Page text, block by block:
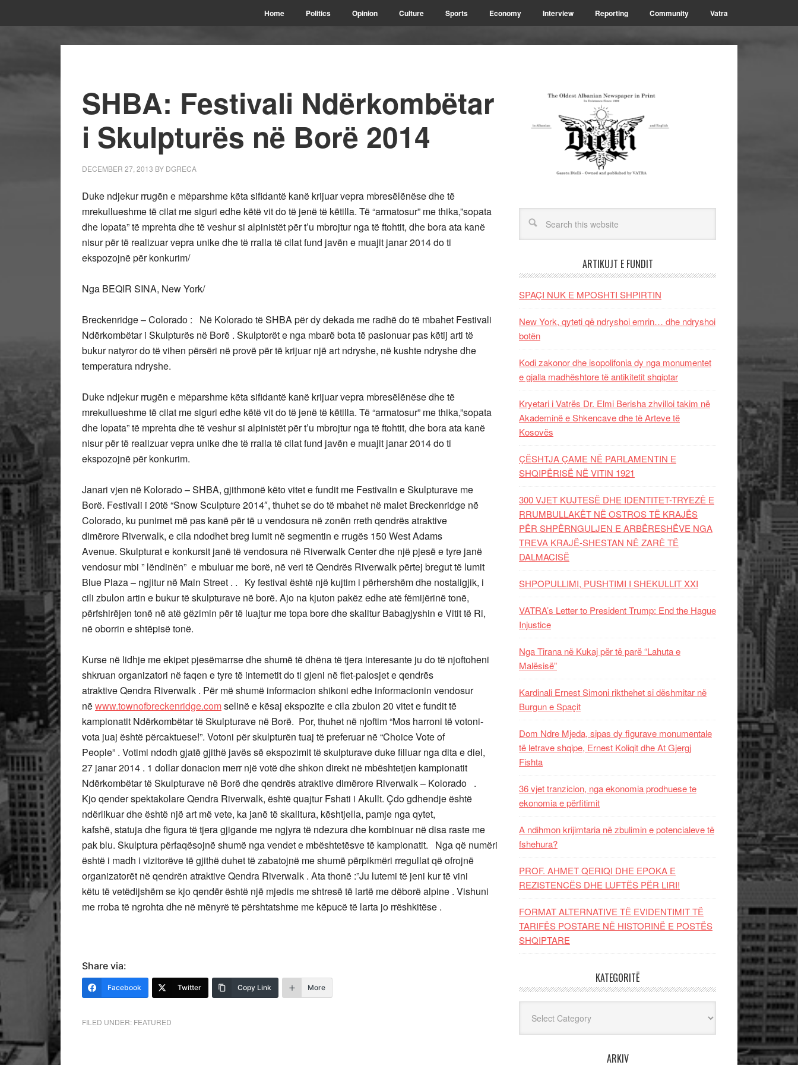
Home Politics Opinion Culture Sports Economy Interview Reporting Community Vatra
SHBA: Festivali Ndërkombëtar
i Skulpturës në Borë 2014
DECEMBER 27, 2013 BY DGRECA
Duke ndjekur rrugën e mëparshme këta sifidantë kanë krijuar vepra mbresëlënëse dhe të
mrekullueshme të cilat me siguri edhe këtë vit do të jenë të këtilla. Të “armatosur” me thika,”sopata
dhe lopata” të mprehta dhe të veshur si alpinistët për t’u mbrojtur nga të ftohtit, dhe bora ata kanë
nisur për të realizuar vepra unike dhe të rralla të cilat fund javën e muajit janar 2014 do ti
ekspozojnë për konkurim/
Nga BEQIR SINA, New York/
Breckenridge – Colorado : Në Kolorado të SHBA për dy dekada me radhë do të mbahet Festivali
Ndërkombëtar i Skulpturës në Borë . Skulptorët e nga mbarë bota të pasionuar pas këtij arti të
bukur natyror do të vihen përsëri në provë për të krijuar një art ndryshe, në kushte ndryshe dhe
temperatura ndryshe.
Duke ndjekur rrugën e mëparshme këta sifidantë kanë krijuar vepra mbresëlënëse dhe të
mrekullueshme të cilat me siguri edhe këtë vit do të jenë të këtilla. Të “armatosur” me thika,”sopata
dhe lopata” të mprehta dhe të veshur si alpinistët për t’u mbrojtur nga të ftohtit, dhe bora ata kanë
nisur për të realizuar vepra unike dhe të rralla të cilat fund javën e muajit janar 2014 do ti
ekspozojnë për konkurim.
Janari vjen në Kolorado – SHBA, gjithmonë këto vitet e fundit me Festivalin e Skulpturave me
Borë. Festivali i 20të “Snow Sculpture 2014″, thuhet se do të mbahet në malet Breckenridge në
Colorado, ku punimet më pas kanë për të u vendosura në zonën rreth qendrës atraktive
dimërore Riverwalk, e cila ndodhet breg lumit në segmentin e rrugës 150 West Adams
Avenue. Skulpturat e konkursit janë të vendosura në Riverwalk Center dhe një pjesë e tyre janë
vendosur mbi ” lëndinën” e mbuluar me borë, në veri të Qendrës Riverwalk përtej bregut të lumit
Blue Plaza – ngjitur në Main Street . . Ky festival është një kujtim i përhershëm dhe nostaligjik, i
cili zbulon artin e bukur të skulpturave në borë. Ajo na kjuton pakëz edhe atë fëmijërinë tonë,
përfshirëjen tonë në atë gëzimin për të luajtur me topa bore dhe skalitur Babagjyshin e Vitit të Ri,
në oborrin e shtëpisë tonë.
Kurse në lidhje me ekipet pjesëmarrse dhe shumë të dhëna të tjera interesante ju do të njoftoheni
shkruan organizatori në faqen e tyre të internetit do ti gjeni në flet-palosjet e qendrës
atraktive Qendra Riverwalk . Për më shumë informacion shikoni edhe informacionin vendosur
nëwww.townofbreckenridge.comselinë e kësaj ekspozite e cila zbulon 20 vitet e fundit të
kampionatit Ndërkombëtar të Skulpturave në Borë. Por, thuhet në njoftim “Mos harroni të votoni-
vota juaj është përcaktuese!”. Votoni për skulpturën tuaj të preferuar në “Choice Vote of
People” . Votimi ndodh gjatë gjithë javës së ekspozimit të skulpturave duke filluar nga dita e diel,
27 janar 2014 . 1 dollar donacion merr një votë dhe shkon direkt në mbështetjen kampionatit
Ndërkombëtar të Skulpturave në Borë dhe qendrës atraktive dimërore Riverwalk – Kolorado .
Kjo qender spektakolare Qendra Riverwalk, është quajtur Fshati i Akullt. Çdo gdhendje është
ndërlikuar dhe është një art më vete, ka janë të skalitura, kështjella, pamje nga qytet,
kafshë, statuja dhe figura të tjera gjigande me ngjyra të ndezura dhe kombinuar në disa raste me
pak blu. Skulptura përfaqësojnë shumë nga vendet e mbështetësve të kampionatit. Nga që numëri
është i madh i vizitorëve të gjithë duhet të zabatojnë me shumë përpikmëri rregullat që ofrojnë
organizatorët në qendrën atraktive Qendra Riverwalk . Ata thonë :”Ju lutemi të jeni kur të vini
këtu të vetëdijshëm se kjo qendër është një mjedis me shtresë të lartë me dëborë alpine . Vishuni
me rroba të ngrohta dhe në mënyrë të përshtatshme me këpucë të larta jo rrëshkitëse .
Share via:
Facebook Twitter Copy Link More
FILED UNDER: FEATURED
ARTIKUJT E FUNDIT
SPAÇI NUK E MPOSHTI SHPIRTIN
New York, qyteti që ndryshoi emrin… dhe ndryshoi
botën
Kodi zakonor dhe isopolifonia dy nga monumentet
e gjalla madhështore të antikitetit shqiptar
Kryetari i Vatrës Dr. Elmi Berisha zhvilloi takim në
Akademinë e Shkencave dhe të Arteve të
Kosovës
ÇËSHTJA ÇAME NË PARLAMENTIN E
SHQIPËRISË NË VITIN 1921
300 VJET KUJTESË DHE IDENTITET-TRYEZË E
RRUMBULLAKËT NË OSTROS TË KRAJËS
PËR SHPËRNGULJEN E ARBËRESHËVE NGA
TREVA KRAJË-SHESTAN NË ZARË TË
DALMACISË
SHPOPULLIMI, PUSHTIMI I SHEKULLIT XXI
VATRA’s Letter to President Trump: End the Hague
Injustice
Nga Tirana në Kukaj për të parë “Lahuta e
Malësisë”
Kardinali Ernest Simoni rikthehet si dëshmitar në
Burgun e Spaçit
Dom Ndre Mjeda, sipas dy figurave monumentale
të letrave shqipe, Ernest Koliqit dhe At Gjergj
Fishta
36 vjet tranzicion, nga ekonomia prodhuese te
ekonomia e përfitimit
A ndihmon krijimtaria në zbulimin e potencialeve të
fshehura?
PROF. AHMET QERIQI DHE EPOKA E
REZISTENCЁS DHE LUFTЁS PЁR LIRI!
FORMAT ALTERNATIVE TË EVIDENTIMIT TË
TARIFËS POSTARE NË HISTORINË E POSTËS
SHQIPTARE
KATEGORITË
ARKIV